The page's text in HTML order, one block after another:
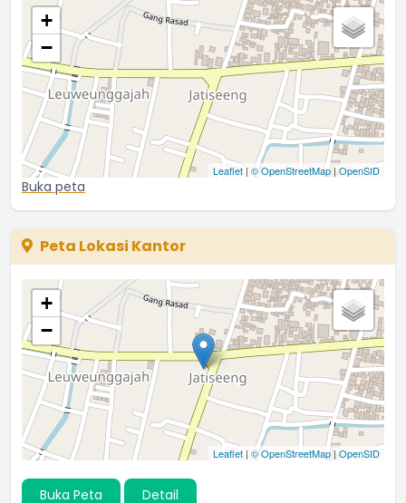
+
−
Leaflet | © OpenStreetMap | OpenSID
Buka peta
Peta Lokasi Kantor
+
−
Leaflet | © OpenStreetMap | OpenSID
Buka Peta Detail